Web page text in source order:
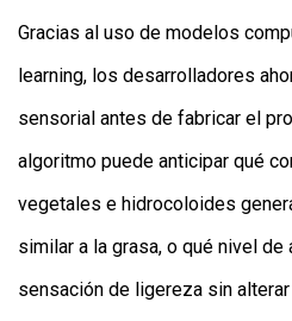
Gracias al uso de modelos
learning, los desarrolladores
sensorial antes de fabricar el
algoritmo puede anticipar qué
vegetales e hidrocoloides
similar a la grasa, o qué nivel de
sensación de ligereza sin alterar